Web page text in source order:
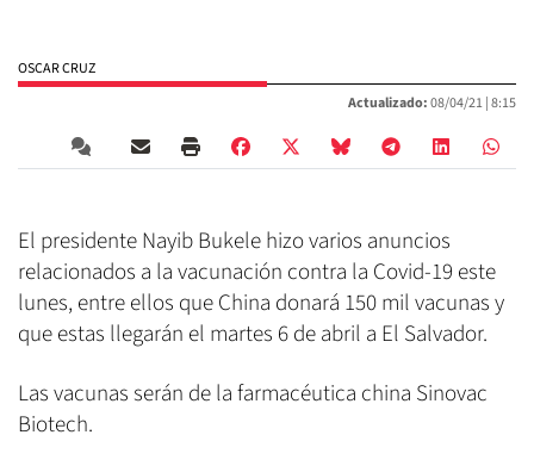
OSCAR CRUZ
Actualizado:08/04/21 |8:15
El presidente Nayib Bukele hizo varios anuncios
relacionados a la vacunación contra la Covid-19 este
lunes, entre ellos que China donará 150 mil vacunas y
que estas llegarán el martes 6 de abril a El Salvador.
Las vacunas serán de la farmacéutica china Sinovac
Biotech.